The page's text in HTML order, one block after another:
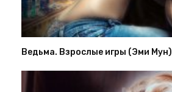
Ведьма. Взрослые игры (Эми Мун)